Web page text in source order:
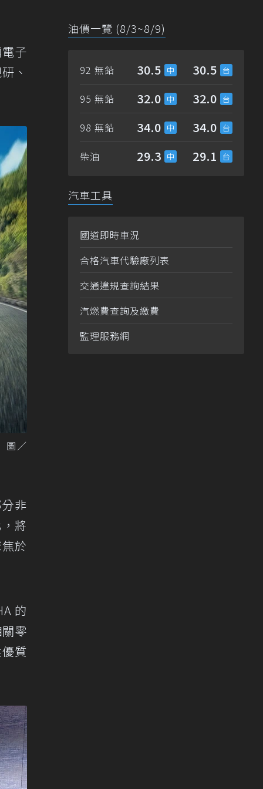
子
、
圖／
非
將
於
的
零
質
油價一覽 (8/3~8/9)
92 無鉛 30.5 30.5
95 無鉛 32.0 32.0
98 無鉛 34.0 34.0
柴油 29.3 29.1
汽車工具
國道即時車況
合格汽車代驗廠列表
交通違規查詢結果
汽燃費查詢及繳費
監理服務網